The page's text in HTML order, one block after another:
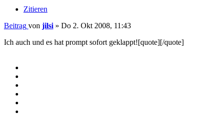
Zitieren
Beitrag von jilsi » Do 2. Okt 2008, 11:43
Ich auch und es hat prompt sofort geklappt![quote][/quote]